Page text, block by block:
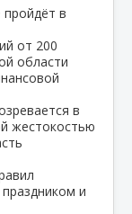
в
от 200
области
в
жестокостью
и